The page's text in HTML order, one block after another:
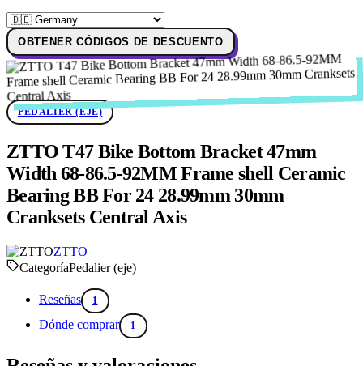
OBTENER CÓDIGOS DE DESCUENTO
PEDALIER (EJE)
ZTTO T47 Bike Bottom Bracket 47mm
Width 68-86.5-92MM Frame shell Ceramic
Bearing BB For 24 28.99mm 30mm
Cranksets Central Axis
ZTTO
CategoríaPedalier (eje)
Reseñas 1
Dónde comprar 1